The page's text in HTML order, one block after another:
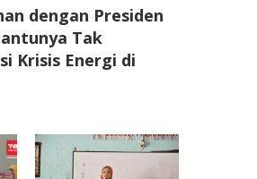
dengan Presiden
Tak
Krisis Energi di